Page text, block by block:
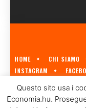
HOME CHI SIAMO
INSTAGRAM
ECONOMIA.HU È IL PRIMO
A
Questo sito usa i
Economia.hu.